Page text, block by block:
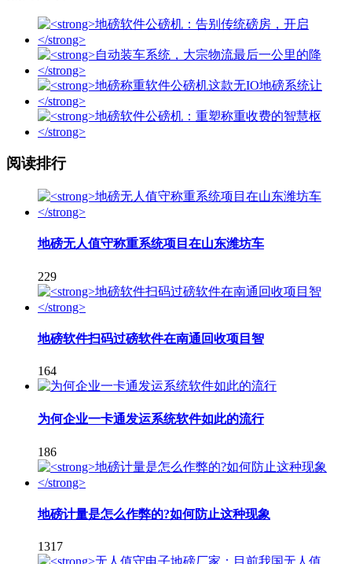
阅读排行
地磅无人值守称重系统项目在山东潍坊车
229
地磅软件扫码过磅软件在南通回收项目智
164
为何企业一卡通发运系统软件如此的流行
186
地磅计量是怎么作弊的?如何防止这种现象
1317